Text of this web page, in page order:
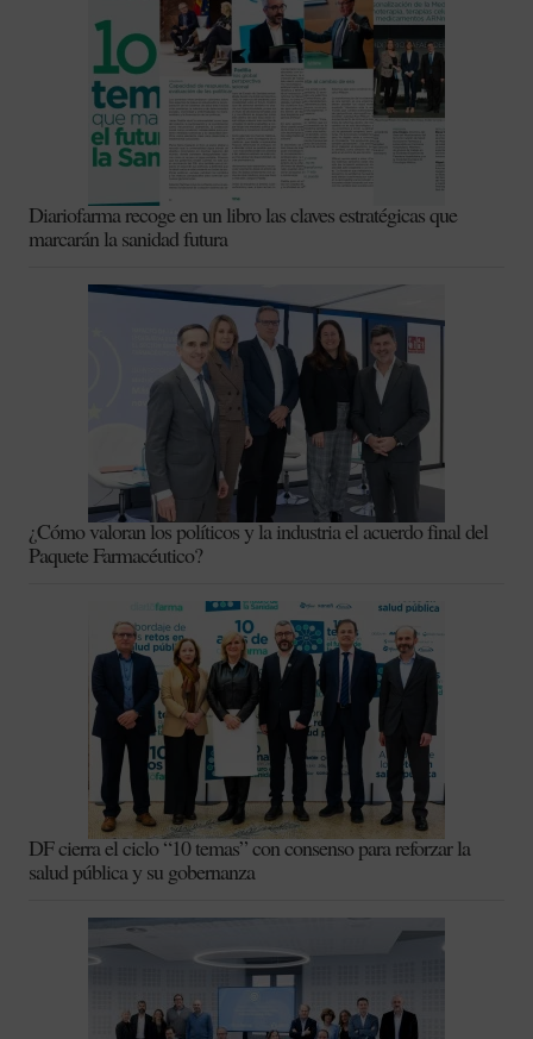
Diariofarma recoge en un libro las claves estratégicas que
marcarán la sanidad futura
¿Cómo valoran los políticos y la industria el acuerdo final del
Paquete Farmacéutico?
DF cierra el ciclo “10 temas” con consenso para reforzar la
salud pública y su gobernanza